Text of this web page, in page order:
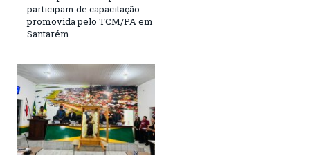
participam de capacitação
promovida pelo TCM/PA em
Santarém